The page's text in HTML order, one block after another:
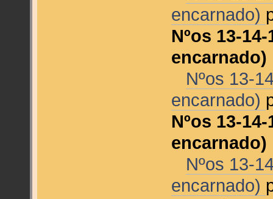
encarnado)
Nºos 13-
encarnado)
Nºos 13-
encarnado)
Nºos 13-
encarnado)
Nºos 13-
encarnado)